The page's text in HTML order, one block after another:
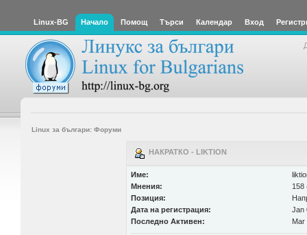
Linux-BG Начало Помощ Търси Календар Вход
Linux за българи: Форуми
НАКРАТКО - LIKTION
Име:
Мнения:
158
Позиция:
Дата на регистрация:
Jan
Последно Активен:
Mar